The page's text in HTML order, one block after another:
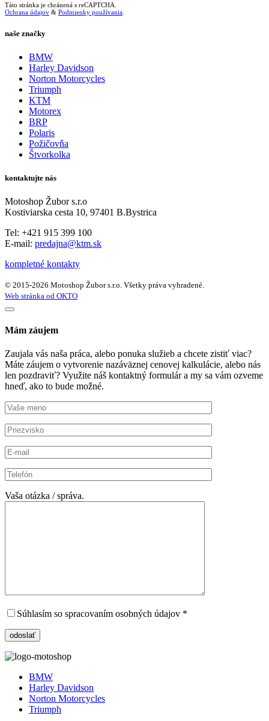
Táto stránka je chránená s reCAPTCHA.
Ochrana údajov & Podmienky používania
naše značky
BMW
Harley Davidson
Norton Motorcycles
Triumph
KTM
Motorex
BRP
Polaris
Požičovňa
Štvorkolka
kontaktujte nás
Motoshop Žubor s.r.o
Kostiviarska cesta 10, 97401 B.Bystrica
Tel: +421 915 399 100
E-mail: predajna@ktm.sk
kompletné kontakty
© 2015-2026 Motoshop Žubor s.r.o. Všetky práva vyhradené.
Web stránka od OKTO
Mám záujem
Zaujala vás naša práca, alebo ponuka služieb a chcete zistiť viac?
Máte záujem o vytvorenie nazáväznej cenovej kalkulácie, alebo nás
len pozdraviť? Využite náš kontaktný formulár a my sa vám ozveme
hneď, ako to bude možné.
Vaša otázka / správa.
Súhlasím so spracovaním osobných údajov *
BMW
Harley Davidson
Norton Motorcycles
Triumph